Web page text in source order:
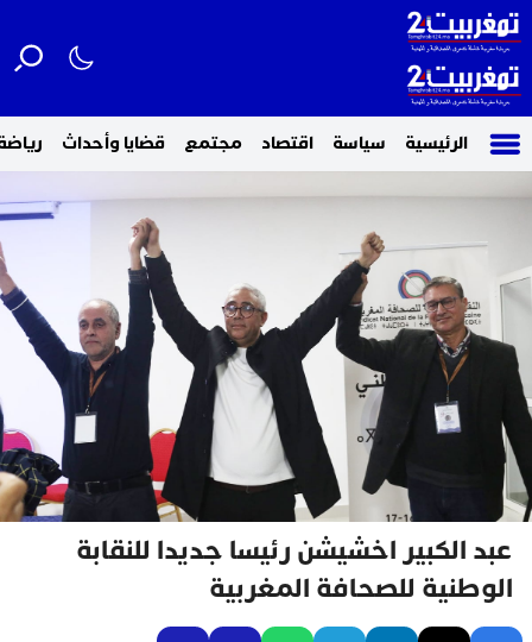
الرئيسية سياسة اقتصاد مجتمع قضايا وأحداث
عبد الكبير اخشيشن رئيسا جديدا للنقابة
الوطنية للصحافة المغربية